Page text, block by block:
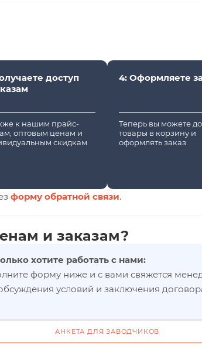
доступ
к нашим прайс-
оптовым ценам и
скидкам
4: Оформляете
Теперь вы можете
товары в корзину и
оформлять заказ.
форму обратной связи.
и заказам?
хотите работать с нами:
форму ниже и с вами свяжется
условий и заключения
АНКЕТА ДЛЯ ЗАВОДЧИКОВ